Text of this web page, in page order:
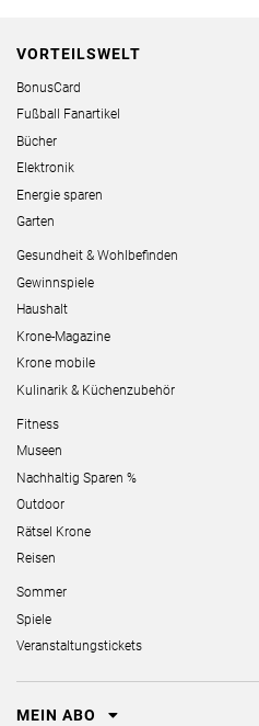
VORTEILSWELT
BonusCard
Fußball Fanartikel
Bücher
Elektronik
Energie sparen
Garten
Gesundheit & Wohlbefinden
Gewinnspiele
Haushalt
Krone-Magazine
Krone mobile
Kulinarik & Küchenzubehör
Fitness
Museen
Nachhaltig Sparen %
Outdoor
Rätsel Krone
Reisen
Sommer
Spiele
Veranstaltungstickets
MEIN ABO